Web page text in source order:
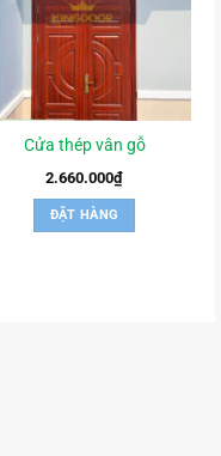
Cửa thép vân gỗ
2.660.000₫
ĐẶT HÀNG